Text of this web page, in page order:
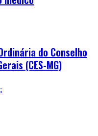
do Conselho
(CES-MG)